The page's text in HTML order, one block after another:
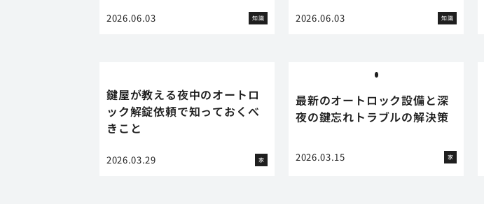
2026.06.03 知識 2026.06.03 知識
鍵屋が教える夜中のオートロ
ック解錠依頼で知っておくべ
きこと
2026.03.29 家
最新のオートロック設備と深
夜の鍵忘れトラブルの解決策
2026.03.15 家